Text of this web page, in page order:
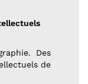
Des
de